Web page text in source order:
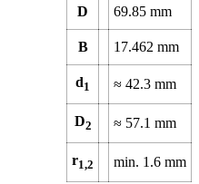
D 69.85 mm
B 17.462 mm
d1 ≈ 42.3 mm
D2 ≈ 57.1 mm
r1,2 min. 1.6 mm